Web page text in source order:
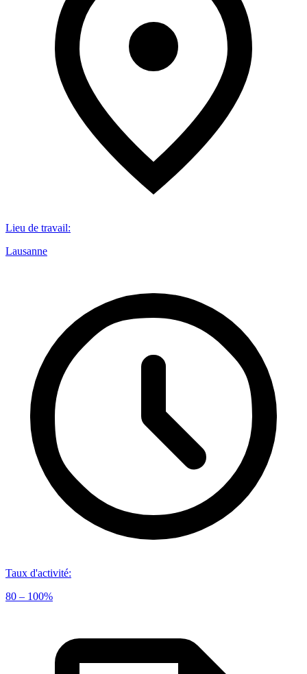
Lieu de travail:
Lausanne
Taux d'activité:
80 – 100%